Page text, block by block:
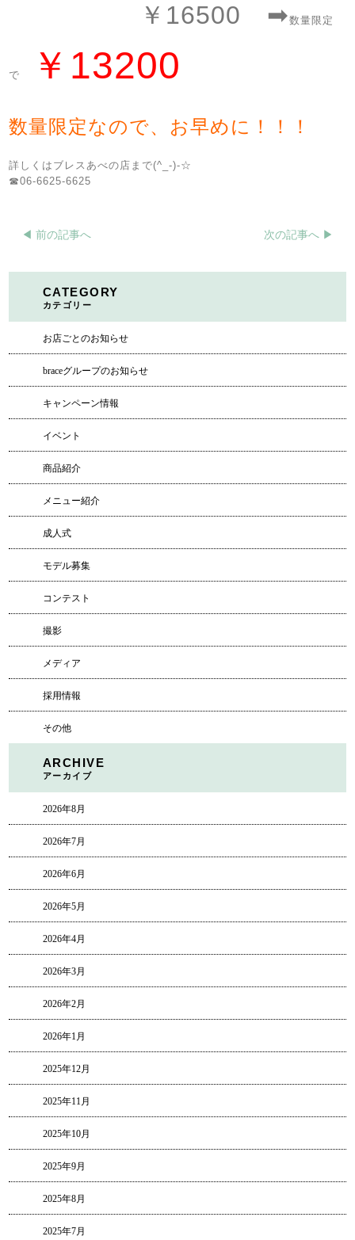
￥16500 ➡数量限定
で ￥13200
数量限定なので、お早めに！！！
詳しくはブレスあべの店まで(^_-)-☆
☎06-6625-6625
◀︎ 前の記事へ 次の記事へ ▶︎
CATEGORY
カテゴリー
お店ごとのお知らせ
braceグループのお知らせ
キャンペーン情報
イベント
商品紹介
メニュー紹介
成人式
モデル募集
コンテスト
撮影
メディア
採用情報
その他
ARCHIVE
アーカイブ
2026年8月
2026年7月
2026年6月
2026年5月
2026年4月
2026年3月
2026年2月
2026年1月
2025年12月
2025年11月
2025年10月
2025年9月
2025年8月
2025年7月